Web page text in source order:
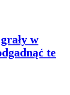
w
te